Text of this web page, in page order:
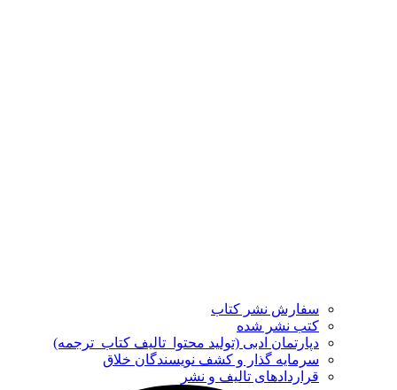
سفارش نشر کتاب
کتب نشر شده
دپارتمان ادبی (تولید محتوا_تالیف کتاب_ترجمه)
سرمایه گذار و کشف نویسندگان خلاق
قراردادهای تالیف و نشر